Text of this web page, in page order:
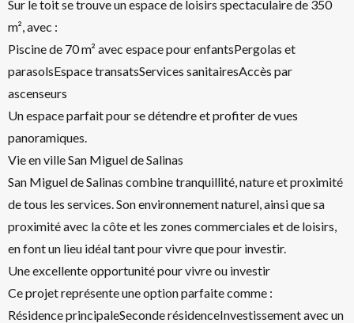
Sur le toit se trouve un espace de loisirs spectaculaire de 350
m², avec :
Piscine de 70 m² avec espace pour enfantsPergolas et
parasolsEspace transatsServices sanitairesAccès par
ascenseurs
Un espace parfait pour se détendre et profiter de vues
panoramiques.
Vie en ville San Miguel de Salinas
San Miguel de Salinas combine tranquillité, nature et proximité
de tous les services. Son environnement naturel, ainsi que sa
proximité avec la côte et les zones commerciales et de loisirs,
en font un lieu idéal tant pour vivre que pour investir.
Une excellente opportunité pour vivre ou investir
Ce projet représente une option parfaite comme :
Résidence principaleSeconde résidenceInvestissement avec un